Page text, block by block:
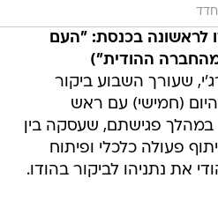
חדד
לראשונה בכנסת: "העם
ההודית")
שעורך השבוע ביקור
(חמישי) עם ראש
במהלך פגישתם, שעסקה בין
פעולה כלכלי ופיתוח
את נתניהו לביקור בהודו.